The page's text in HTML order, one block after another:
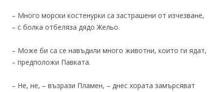
– Много морски костенурки са застрашени от изчезване,
– с болка отбеляза дядо Жельо.
– Може би са се навъдили много животни, които ги ядат,
– предположи Павката.
– Не, не, – възрази Пламен, – днес хората замърсяват